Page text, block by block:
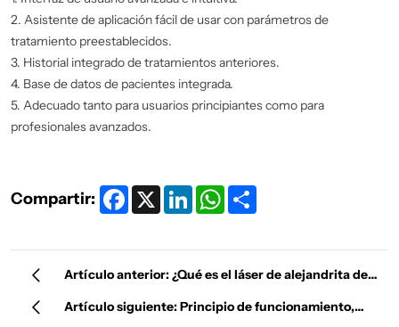
2. Asistente de aplicación fácil de usar con parámetros de
tratamiento preestablecidos.
3. Historial integrado de tratamientos anteriores.
4. Base de datos de pacientes integrada.
5. Adecuado tanto para usuarios principiantes como para
profesionales avanzados.
Compartir: Facebook
X LinkedInWhatsApp
Artículo anterior: ¿Qué es el láser de alejandrita de
doble longitud de onda de 755 nm y 1064 nm?
Artículo siguiente: Principio de funcionamiento,